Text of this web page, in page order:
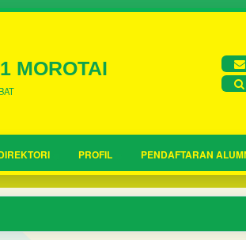
MOROTAI
PROFIL PENDAFTARAN